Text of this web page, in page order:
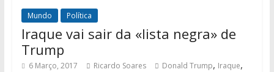
Mundo Política
Iraque vai sair da «lista negra» de
Trump
6 Março, 2017 Ricardo Soares Donald Trump, Iraque,